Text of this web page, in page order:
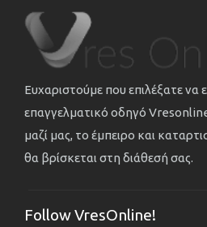
Ευχαριστούμε που επιλέξατε να
επαγγελματικό οδηγό
μαζί μας, το έμπειρο και
θα βρίσκεται στη διάθεσή σας.
Follow VresOnline!